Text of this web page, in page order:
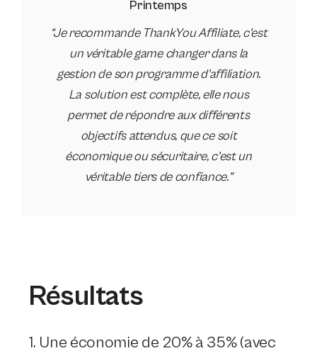
Printemps
“Je recommande ThankYou Affiliate, c’est
un véritable game changer dans la
gestion de son programme d’affiliation.
La solution est complète, elle nous
permet de répondre aux différents
objectifs attendus, que ce soit
économique ou sécuritaire, c’est un
véritable tiers de confiance.”
Résultats
1. Une économie de 20% à 35% (avec